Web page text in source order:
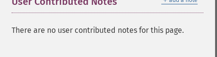
There are no user contributed notes for this page.